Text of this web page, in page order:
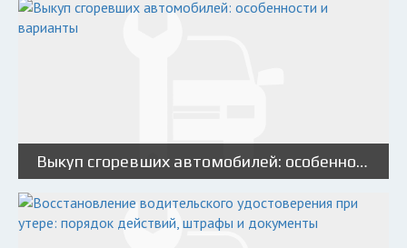
Выкуп сгоревших автомобилей: особенности и варианты